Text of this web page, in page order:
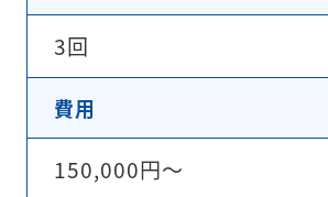
3回
費用
150,000円〜